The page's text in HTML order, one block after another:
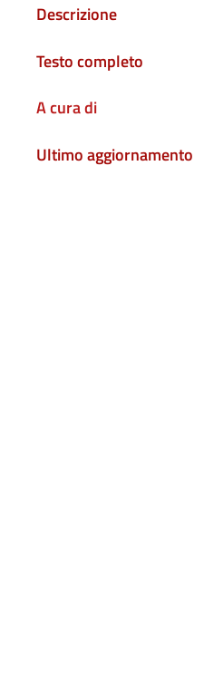
Descrizione
Testo completo
A cura di
Ultimo aggiornamento